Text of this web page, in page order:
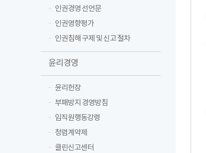
인권경영 선언문
인권영향평가
인권침해 구제 및 신고 절차
윤리경영
윤리헌장
부패방지 경영방침
임직원행동강령
청렴계약제
클린신고센터